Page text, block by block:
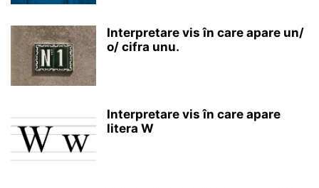
Interpretare vis în care apare un/
o/ cifra unu.
Interpretare vis în care apare
litera W